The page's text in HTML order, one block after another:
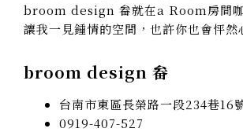
broom design 畚就在a Room房間咖
讓我一見鍾情的空間，也許你也會怦然
broom design 畚
台南市東區長榮路一段234巷16
0919-407-527